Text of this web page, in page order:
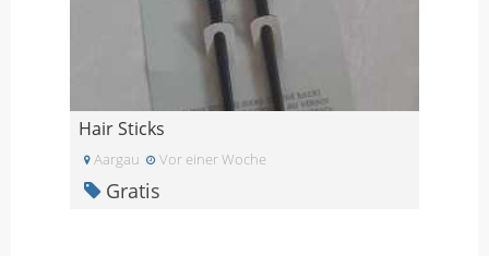
Hair Sticks
Aargau Vor einer Woche
Gratis